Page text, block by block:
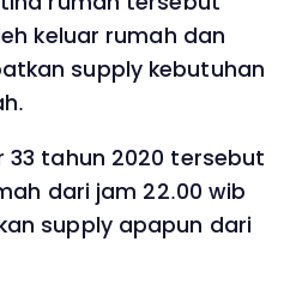
keluar rumah dan
supply kebutuhan
33 tahun 2020 tersebut
dari jam 22.00 wib
supply apapun dari